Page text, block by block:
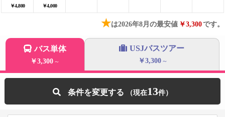
￥4,800 ￥4,000
★は2026年8月の最安値 ￥3,300です。
バス単体
￥3,300 ～
USJバスツアー
￥3,300 ～
条件を変更する 13